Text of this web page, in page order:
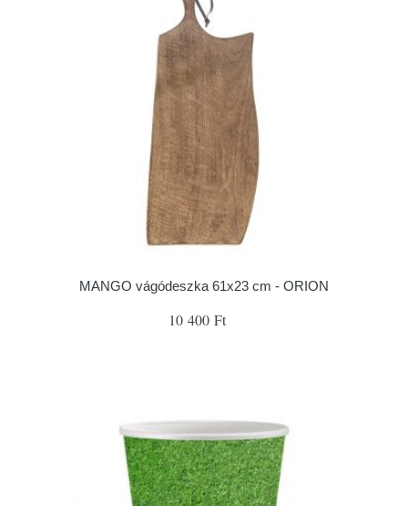
MANGO vágódeszka 61x23 cm - ORION
10 400 Ft